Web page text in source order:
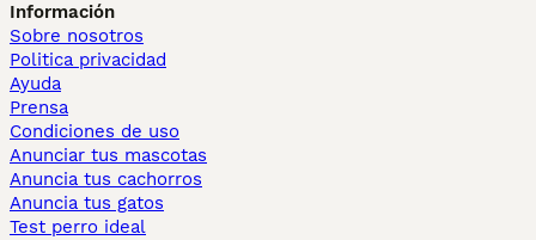
Información
Sobre nosotros
Politica privacidad
Ayuda
Prensa
Condiciones de uso
Anunciar tus mascotas
Anuncia tus cachorros
Anuncia tus gatos
Test perro ideal